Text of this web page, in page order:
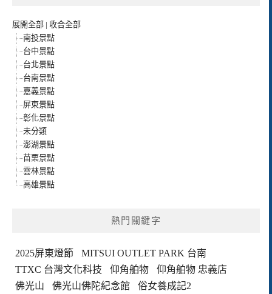
展開全部 | 收合全部
南投景點
台中景點
台北景點
台南景點
嘉義景點
屏東景點
彰化景點
未分類
澎湖景點
苗栗景點
雲林景點
高雄景點
熱門關鍵字
2025屏東燈節
MITSUI OUTLET PARK 台南
TTXC 台灣文化科技
仰角舶物
仰角舶物 忠義店
佛光山
佛光山佛陀紀念館
俗女養成記2